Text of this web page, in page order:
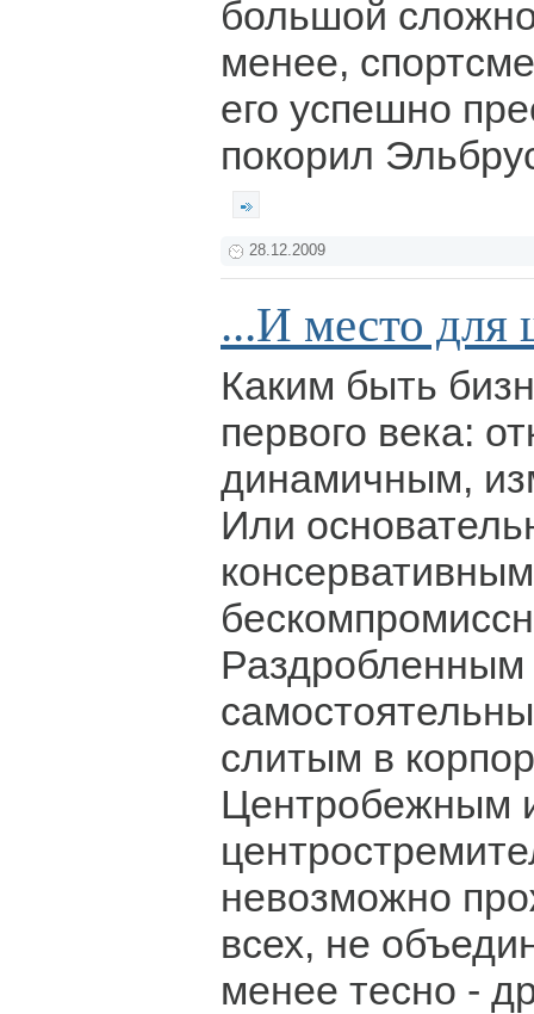
большой
менее,
его успешно
покорил
28.12.2009
...И место для
Каким быть
первого века:
динамичным,
Или
Раздробленным
слитым в
Центробежным
невозможно
всех, не
менее тесно -